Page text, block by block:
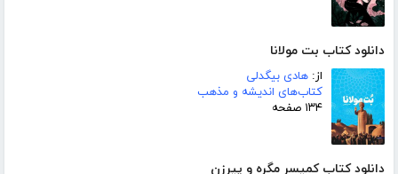
دانلود کتاب بت مولانا
از: هادی بیگدلی
کتاب‌های اندیشه و مذهب
۱۳۴ صفحه
دانلود کتاب کمیسر مگره و پیرزن